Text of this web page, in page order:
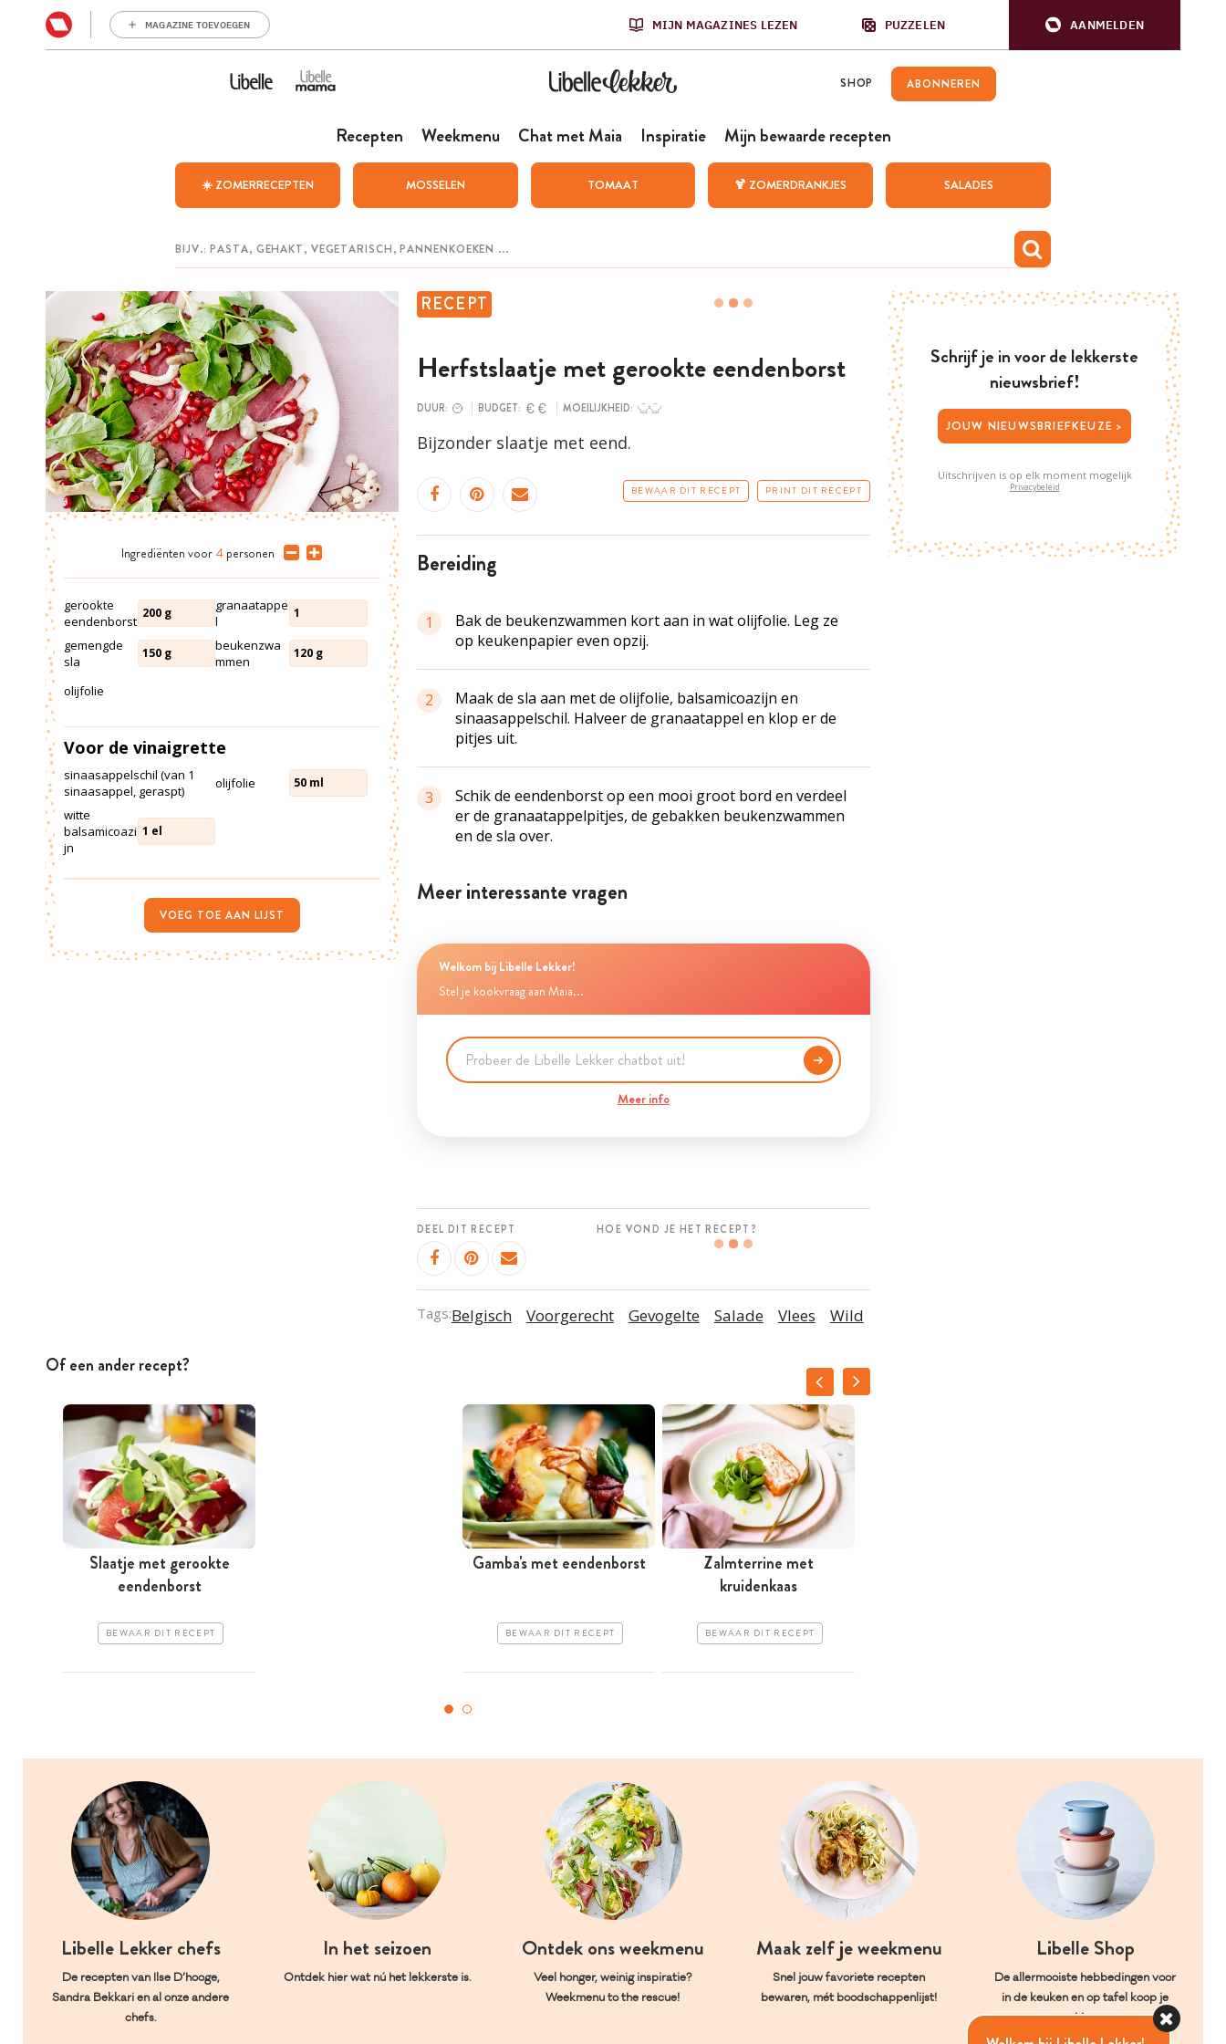
MAGAZINE TOEVOEGEN MIJN MAGAZINES LEZEN PUZZELEN AANMELDEN
SHOP ABONNEREN
Recepten Weekmenu Chat met Maia Inspiratie Mijn bewaarde recepten
☀️ ZOMERRECEPTEN MOSSELEN TOMAAT 🍹 ZOMERDRANKJES SALADES
RECEPT
Herfstslaatje met gerookte eendenborst
DUUR: BUDGET: MOEILIJKHEID:
Bijzonder slaatje met eend.
BEWAAR DIT RECEPT PRINT DIT RECEPT
bereiding
1
Bak de beukenzwammen kort aan in wat olijfolie. Leg ze
op keukenpapier even opzij.
2
Maak de sla aan met de olijfolie, balsamicoazijn en
sinaasappelschil. Halveer de granaatappel en klop er de
pitjes uit.
3
Schik de eendenborst op een mooi groot bord en verdeel
er de granaatappelpitjes, de gebakken beukenzwammen
en de sla over.
Meer interessante vragen
Welkom bij Libelle Lekker!
Stel je kookvraag aan Maia...
Meer info
DEEL DIT RECEPT HOE VOND JE HET RECEPT?
Tags:Belgisch Voorgerecht Gevogelte Salade Vlees Wild
Ingrediënten voor 4 personen
gerookte
eendenborst 200 g
granaatappe
l
1
gemengde
sla
150 g
beukenzwa
mmen
120 g
olijfolie
Voor de vinaigrette
sinaasappelschil (van 1
sinaasappel, geraspt)
olijfolie 50 ml
witte
balsamicoazi
jn
1 el
VOEG TOE AAN LIJST
Of een ander recept?
Slaatje met gerookte
eendenborst
BEWAAR DIT RECEPT
Gamba's met eendenborst
BEWAAR DIT RECEPT
Zalmterrine met
kruidenkaas
BEWAAR DIT RECEPT
Schrijf je in voor de lekkerste
nieuwsbrief!
JOUW NIEUWSBRIEFKEUZE >
Uitschrijven is op elk moment mogelijk
Privacybeleid
Libelle Lekker chefs
De recepten van Ilse D’hooge,
Sandra Bekkari en al onze andere
chefs.
In het seizoen
Ontdek hier wat nú het lekkerste is.
Ontdek ons weekmenu
Veel honger, weinig inspiratie?
Weekmenu to the rescue!
Maak zelf je weekmenu
Snel jouw favoriete recepten
bewaren, mét boodschappenlijst!
Libelle Shop
De allermooiste hebbedingen voor
in de keuken en op tafel koop je
hier.